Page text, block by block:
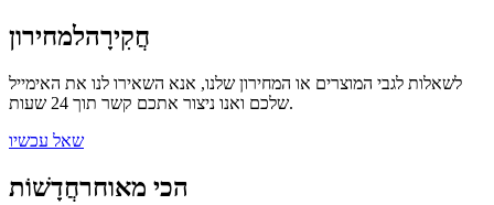
חֲקִירָהלמחירון
לשאלות לגבי המוצרים או המחירון שלנו, אנא השאירו לנו את האימייל
שלכם ואנו ניצור אתכם קשר תוך 24 שעות.
שאל עכשיו
הכי מאוחרחֲדָשׁוֹת